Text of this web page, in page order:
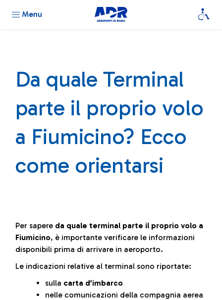
Menu
Da quale Terminal
parte il proprio volo
a Fiumicino? Ecco
come orientarsi
Per sapere da quale terminal parte il proprio volo a
Fiumicino, è importante verificare le informazioni
disponibili prima di arrivare in aeroporto.
Le indicazioni relative al terminal sono riportate:
sulla carta d’imbarco
nelle comunicazioni della compagnia aerea